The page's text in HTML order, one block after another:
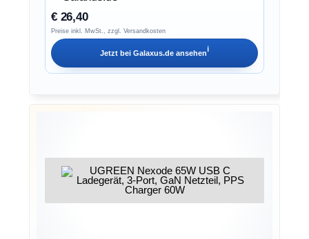
€ 26,40
Preise inkl. MwSt., zzgl. Versandkosten
Jetzt bei Galaxus.de ansehenℹ︎